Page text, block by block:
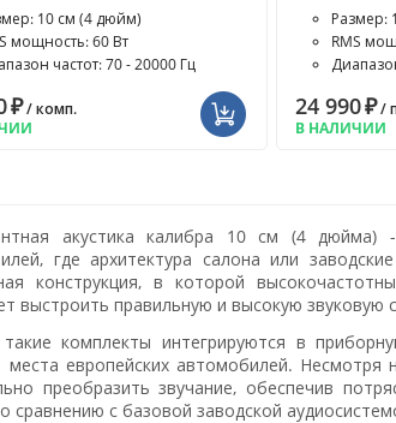
10 см (4 дюйм)
мощность: 60 Вт
частот: 70 - 20000 Гц
₽/ комп.
Размер:
RMS
24 990₽/
В НАЛИЧИИ
акустика калибра 10 см (4
где архитектура салона или
конструкция, в которой
выстроить правильную и высокую звуковую
комплекты интегрируются в
места европейских автомобилей.
преобразить звучание, обеспечив
сравнению с базовой заводской